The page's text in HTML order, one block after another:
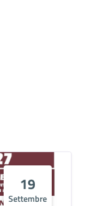
19
Settembre